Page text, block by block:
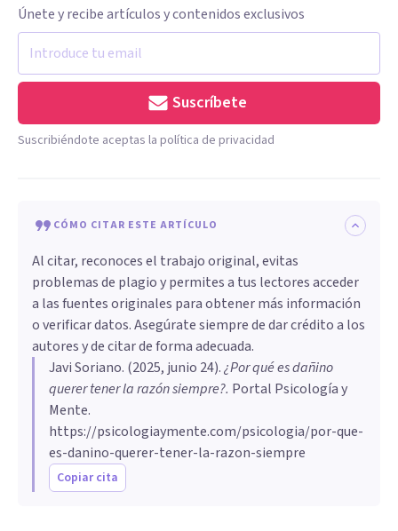
Únete y recibe artículos y contenidos exclusivos
Suscríbete
Suscribiéndote aceptas la política de privacidad
CÓMO CITAR ESTE ARTÍCULO
Al citar, reconoces el trabajo original, evitas
problemas de plagio y permites a tus lectores acceder
a las fuentes originales para obtener más información
o verificar datos. Asegúrate siempre de dar crédito a los
autores y de citar de forma adecuada.
Javi Soriano. (2025, junio 24).¿Por qué es dañino
querer tener la razón siempre?. Portal Psicología y
Mente.
https://psicologiaymente.com/psicologia/por-que-
es-danino-querer-tener-la-razon-siempre
Copiar cita